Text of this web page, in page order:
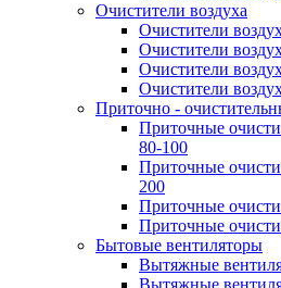
Очистители воздуха
Очистители
Очистители
Очистители
Очистители
Приточно -
Приточные
80-100
Приточные
200
Приточные
Приточные
Бытовые вентиляторы
Вытяжные
Вытяжные